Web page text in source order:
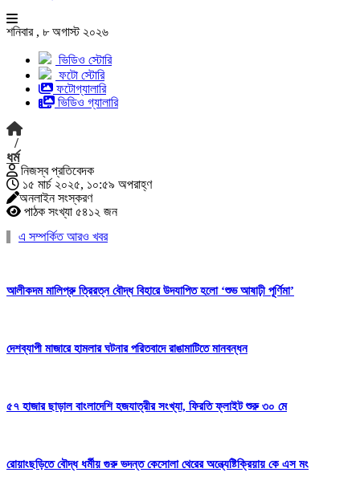
শনিবার , ৮ অগাস্ট ২০২৬
ভিডিও স্টোরি
ফটো স্টোরি
ফটোগ্যালারি
ভিডিও গ্যালারি
/
ধর্ম
নিজস্ব প্রতিবেদক
১৫ মার্চ ২০২৫, ১০:৫৯ অপরাহ্ণ
অনলাইন সংস্করণ
পাঠক সংখ্যা ৫৪১২ জন
এ সম্পর্কিত আরও খবর
আলীকদম মালিপ্রু ত্রিরত্ন বৌদ্ধ বিহারে উদযাপিত হলো ‘শুভ আষাঢ়ী পূর্ণিমা’
দেশব্যাপী মাজারে হামলার ঘটনার পরিতবাদে রাঙামাটিতে মানবন্ধন
৫৭ হাজার ছাড়াল বাংলাদেশি হজযাত্রীর সংখ্যা, ফিরতি ফ্লাইট শুরু ৩০ মে
রোয়াংছড়িতে বৌদ্ধ ধর্মীয় গুরু ভদন্ত কেসোলা থেরের অন্ত্যেষ্টিক্রিয়ায় কে এস মং